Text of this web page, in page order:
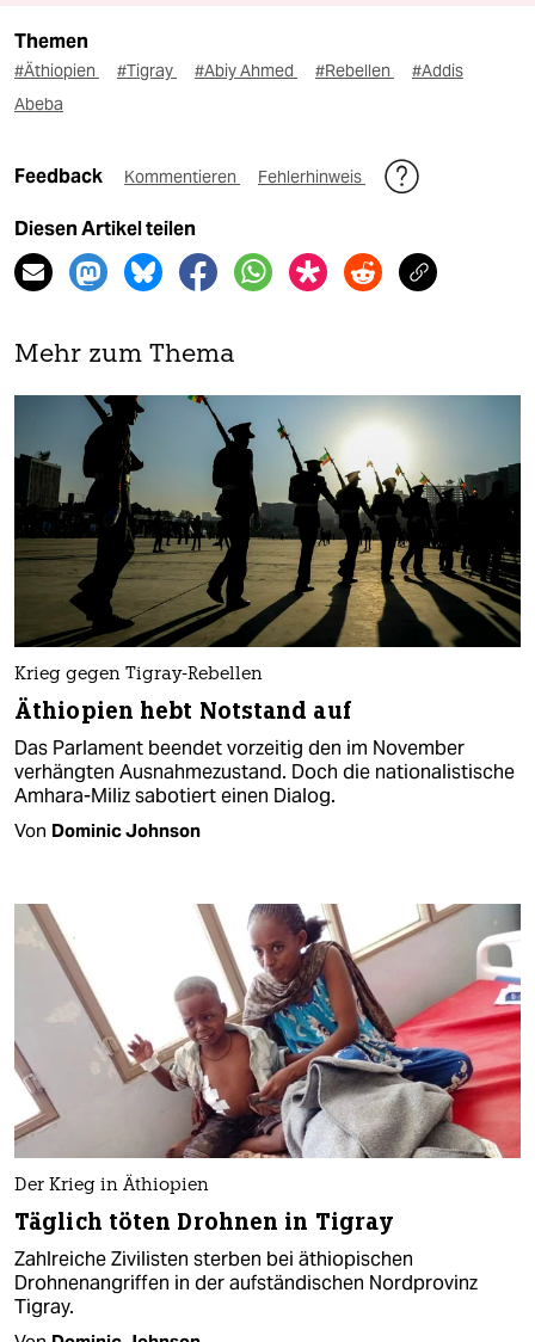
Themen
#Äthiopien #Tigray #Abiy Ahmed #Rebellen
#Addis
Abeba
Feedback Kommentieren Fehlerhinweis
Diesen Artikel teilen
Mehr zum Thema
Krieg gegen Tigray-Rebellen
Äthiopien hebt Notstand auf
Das Parlament beendet vorzeitig den im November
verhängten Ausnahmezustand. Doch die nationalistische
Amhara-Miliz sabotiert einen Dialog.
Von Dominic Johnson
Der Krieg in Äthiopien
Täglich töten Drohnen in Tigray
Zahlreiche Zivilisten sterben bei äthiopischen
Drohnenangriffen in der aufständischen Nordprovinz
Tigray.